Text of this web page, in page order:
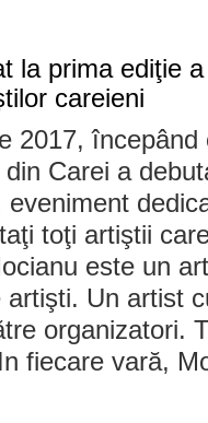
2017,
Carei a
eveniment
toţi artiştii
este un
Un artist
organizatori.
fiecare vară,